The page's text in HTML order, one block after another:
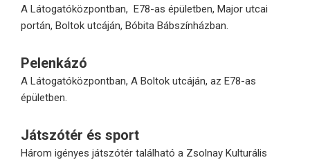
A Látogatóközpontban, E78-as épületben, Major utcai
portán, Boltok utcáján, Bóbita Bábszínházban.
Pelenkázó
A Látogatóközpontban, A Boltok utcáján, az E78-as
épületben.
Játszótér és sport
Három igényes játszótér található a Zsolnay Kulturális